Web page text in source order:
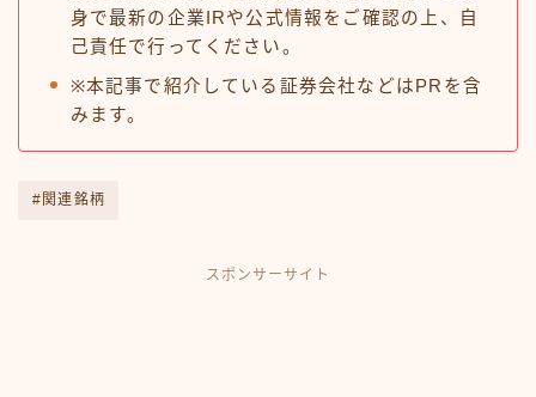
身で最新の企業IRや公式情報をご確認の上、自
己責任で行ってください。
※本記事で紹介している証券会社などはPRを含
みます。
#関連銘柄
スポンサーサイト